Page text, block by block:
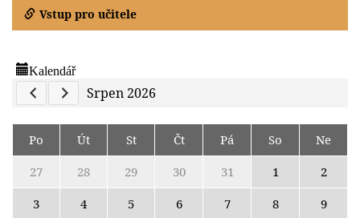
Vstup pro učitele
Kalendář
Previous Calendar
Next Calendar
Srpen 2026
Po Út St Čt Pá So
Ne
27
28 29 30 31 1
2
3
4 5 6 7 8
9